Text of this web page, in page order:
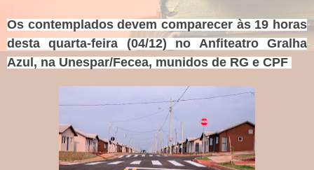
Os contemplados devem comparecer às 19 horas
desta quarta-feira (04/12) no Anfiteatro Gralha
Azul, na Unespar/Fecea, munidos de RG e CPF